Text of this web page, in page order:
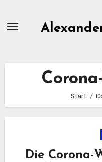
Start
Die Corona-